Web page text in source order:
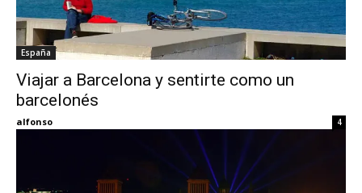
My
España
Viajar a Barcelona y sentirte como un
barcelonés
alfonso 4